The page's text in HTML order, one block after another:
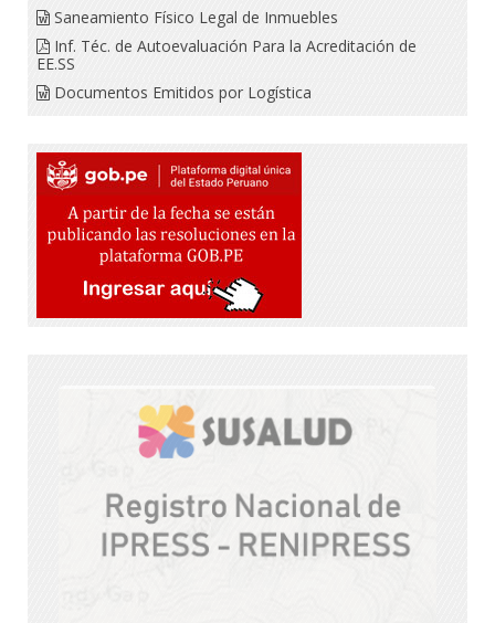
Saneamiento Físico Legal de Inmuebles
Inf. Téc. de Autoevaluación Para la Acreditación de
EE.SS
Documentos Emitidos por Logística